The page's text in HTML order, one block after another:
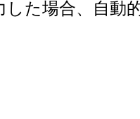
た場合、自動